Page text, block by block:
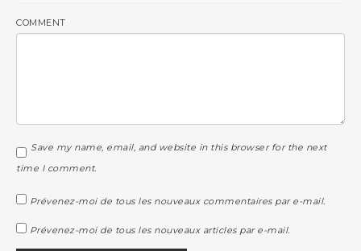
COMMENT
Save my name, email, and website in this browser for the next
time I comment.
Prévenez-moi de tous les nouveaux commentaires par e-mail.
Prévenez-moi de tous les nouveaux articles par e-mail.